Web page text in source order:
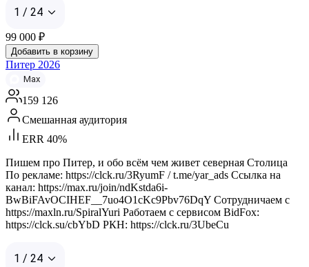
1 / 24
99 000 ₽
Добавить в корзину
Питер 2026
Max
159 126
Смешанная аудитория
ERR 40%
Пишем про Питер, и обо всём чем живет северная Столица
По рекламе: https://clck.ru/3RyumF / t.me/yar_ads Ссылка на
канал: https://max.ru/join/ndKstda6i-
BwBiFAvOCIHEF__7uo4O1cKc9Pbv76DqY Сотрудничаем с
https://maxln.ru/SpiralYuri Работаем с сервисом BidFox:
https://clck.su/cbYbD РКН: https://clck.ru/3UbeCu
1 / 24